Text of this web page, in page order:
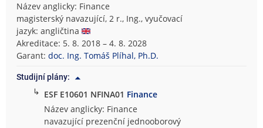
Název anglicky: Finance
magisterský navazující, 2 r., Ing., vyučovací
jazyk: angličtina
Akreditace: 5. 8. 2018 – 4. 8. 2028
Garant:doc. Ing. Tomáš Plíhal, Ph.D.
Studijní plány:
↳ ESF E10601 NFINA01 Finance
Název anglicky: Finance
navazující prezenční jednooborový